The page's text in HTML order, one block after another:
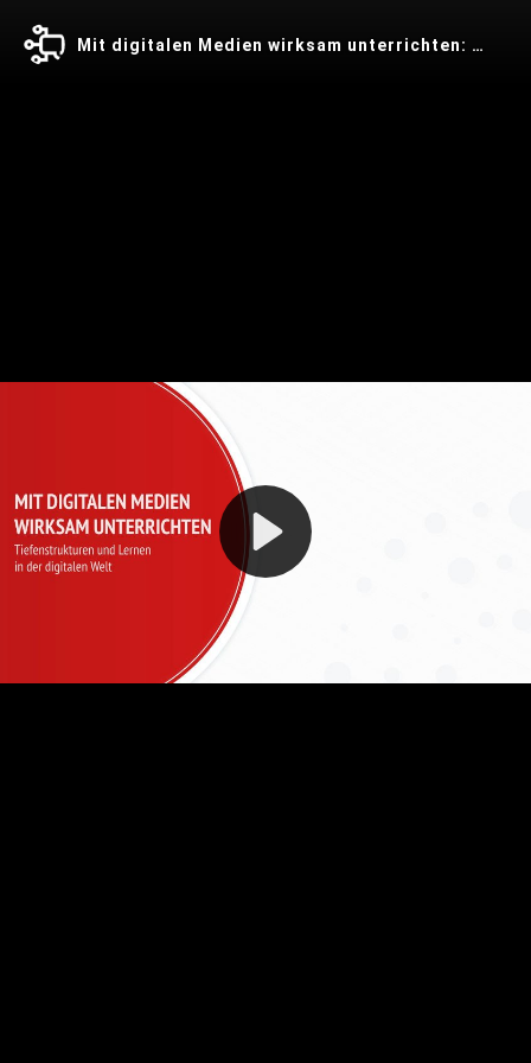
Play
Video
Mit digitalen Medien wirksam unterrichten: 1.3 Herausfordernde Aufgaben